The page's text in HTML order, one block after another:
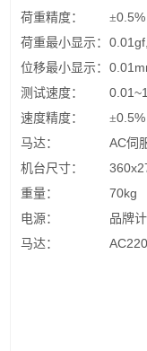
荷重精度： ±0.5%
荷重最小显示： 0.01gf,
位移最小显示：
测试速度：
速度精度： ±0.5%
马达： AC伺
机台尺寸：
重量： 70kg
电源： 品牌
马达：